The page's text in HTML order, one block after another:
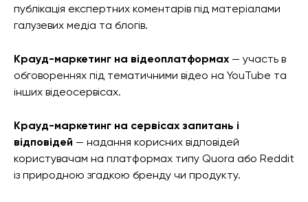
публікація експертних коментарів під матеріалами
галузевих медіа та блогів.
Крауд-маркетинг на відеоплатформах — участь в
обговореннях під тематичними відео на YouTube та
інших відеосервісах.
Крауд-маркетинг на сервісах запитань і
відповідей — надання корисних відповідей
користувачам на платформах типу Quora або Reddit
із природною згадкою бренду чи продукту.